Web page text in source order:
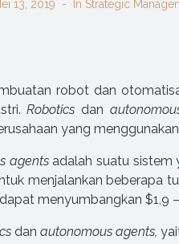
13, 2019 In Strategic
robot dan
Robotics dan
yang menggunakan
agents adalah suatu sistem
menjalankan beberapa
dapat menyumbangkan $1,9
dan autonomous agents,